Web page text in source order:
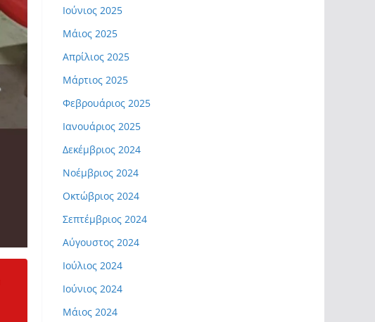
Ιούνιος 2025
Μάιος 2025
Απρίλιος 2025
Μάρτιος 2025
Φεβρουάριος 2025
Ιανουάριος 2025
Δεκέμβριος 2024
Νοέμβριος 2024
Οκτώβριος 2024
Σεπτέμβριος 2024
Αύγουστος 2024
Ιούλιος 2024
Ιούνιος 2024
Μάιος 2024